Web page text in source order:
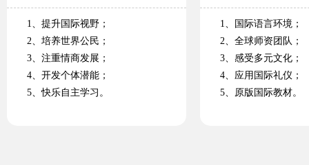
1、提升国际视野；
2、培养世界公民；
3、注重情商发展；
4、开发个体潜能；
5、快乐自主学习。
1、国际语言环境；
2、全球师资团队；
3、感受多元文化；
4、应用国际礼仪；
5、原版国际教材。